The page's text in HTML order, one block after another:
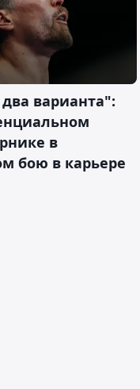
варианта":
в
бою в карьере